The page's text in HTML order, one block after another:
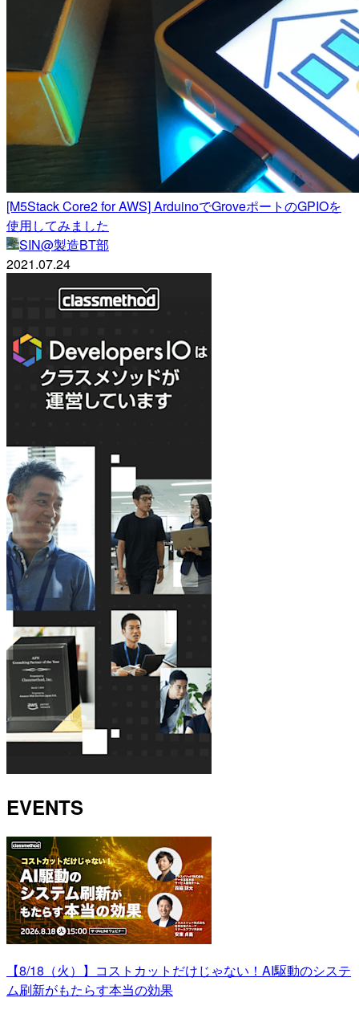
[M5Stack Core2 for AWS] ArduinoでGroveポートのGPIOを
使用してみました
SIN@製造BT部
2021.07.24
EVENTS
【8/18（火）】コストカットだけじゃない！AI駆動のシステ
ム刷新がもたらす本当の効果